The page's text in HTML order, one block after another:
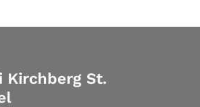
Kirchberg St.